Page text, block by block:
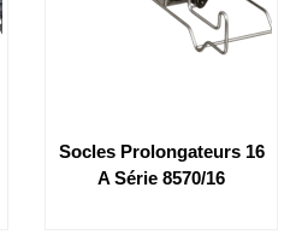
Socles Prolongateurs 16
A Série 8570/16